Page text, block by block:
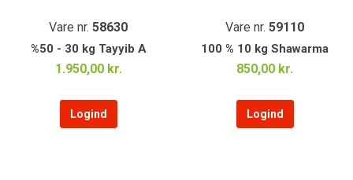
Vare nr. 58630
%50 - 30 kg Tayyib A
1.950,00 kr.
Logind
Vare nr. 59110
100 % 10 kg Shawarma
850,00 kr.
Logind